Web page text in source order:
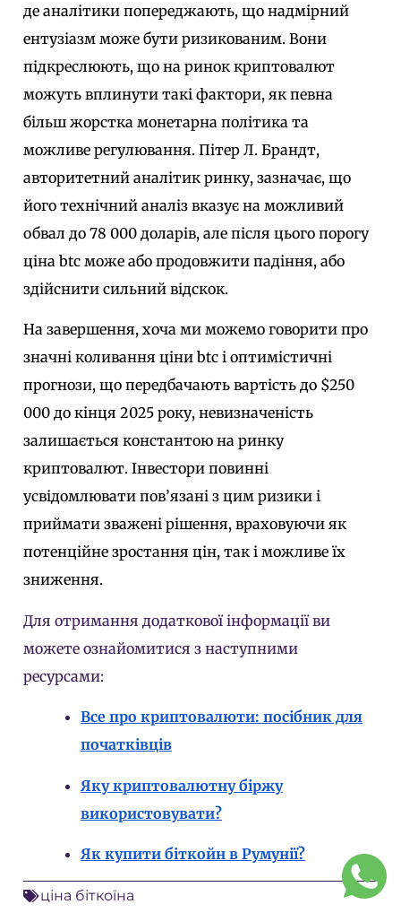
де аналітики попереджають, що надмірний
ентузіазм може бути ризикованим. Вони
підкреслюють, що на ринок криптовалют
можуть вплинути такі фактори, як певна
більш жорстка монетарна політика та
можливе регулювання. Пітер Л. Брандт,
авторитетний аналітик ринку, зазначає, що
його технічний аналіз вказує на можливий
обвал до 78 000 доларів, але після цього порогу
ціна btc може або продовжити падіння, або
здійснити сильний відскок.
На завершення, хоча ми можемо говорити про
значні коливання ціни btc і оптимістичні
прогнози, що передбачають вартість до $250
000 до кінця 2025 року, невизначеність
залишається константою на ринку
криптовалют. Інвестори повинні
усвідомлювати пов’язані з цим ризики і
приймати зважені рішення, враховуючи як
потенційне зростання цін, так і можливе їх
зниження.
Для отримання додаткової інформації ви
можете ознайомитися з наступними
ресурсами:
Все про криптовалюти: посібник для
початківців
Яку криптовалютну біржу
використовувати?
Як купити біткойн в Румунії?
ціна біткоїна